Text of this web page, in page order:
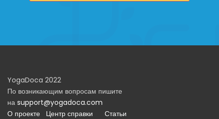
YogaDoca 2022
По возникающим вопросам пишите
на support@yogadoca.com
О проекте
Центр справки Статьи